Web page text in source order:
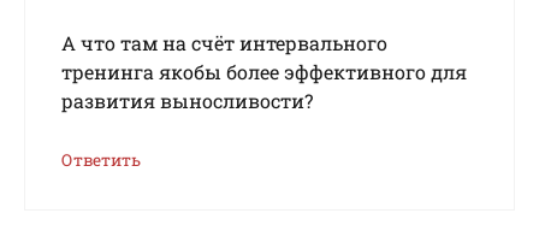
А что там на счёт интервального
тренинга якобы более эффективного для
развития выносливости?
Ответить